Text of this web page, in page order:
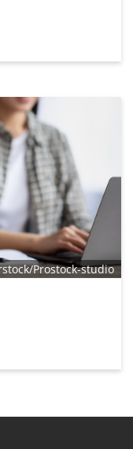
Prostock-studio